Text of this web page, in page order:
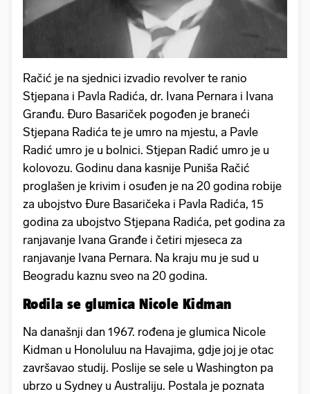
Račić je na sjednici izvadio revolver te ranio
Stjepana i Pavla Radića, dr. Ivana Pernara i Ivana
Granđu. Đuro Basariček pogođen je braneći
Stjepana Radića te je umro na mjestu, a Pavle
Radić umro je u bolnici. Stjepan Radić umro je u
kolovozu. Godinu dana kasnije Puniša Račić
proglašen je krivim i osuđen je na 20 godina robije
za ubojstvo Đure Basaričeka i Pavla Radića, 15
godina za ubojstvo Stjepana Radića, pet godina za
ranjavanje Ivana Granđe i četiri mjeseca za
ranjavanje Ivana Pernara. Na kraju mu je sud u
Beogradu kaznu sveo na 20 godina.
Rodila se glumica Nicole Kidman
Na današnji dan 1967. rođena je glumica Nicole
Kidman u Honoluluu na Havajima, gdje joj je otac
završavao studij. Poslije se sele u Washington pa
ubrzo u Sydney u Australiju. Postala je poznata